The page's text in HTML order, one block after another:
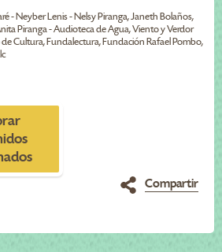
- Neyber Lenis - Nelsy Piranga, Janeth Bolaños,
Piranga - Audioteca de Agua, Viento y Verdor
Cultura, Fundalectura, Fundación Rafael Pombo,
Compartir